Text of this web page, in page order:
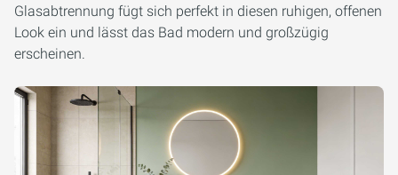
Glasabtrennung fügt sich perfekt in diesen ruhigen, offenen
Look ein und lässt das Bad modern und großzügig
erscheinen.